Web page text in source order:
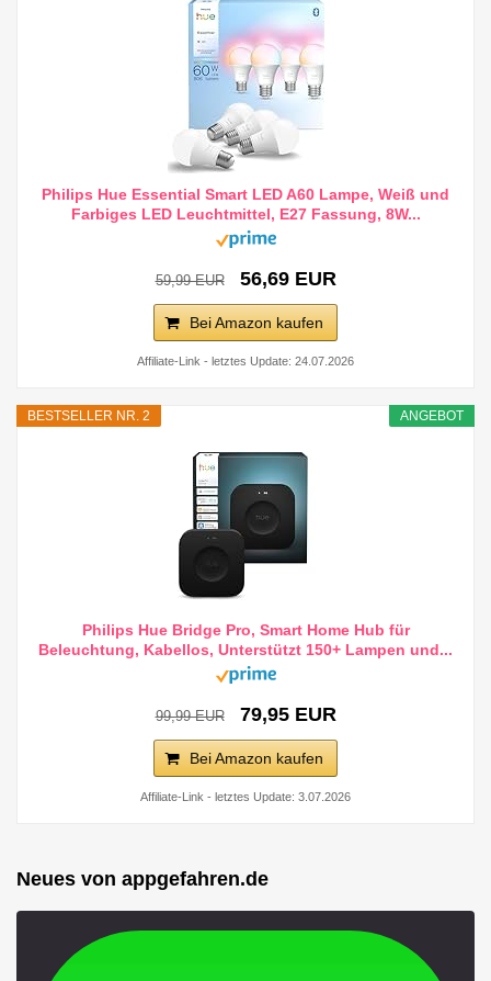
Philips Hue Essential Smart LED A60 Lampe, Weiß und
Farbiges LED Leuchtmittel, E27 Fassung, 8W...
59,99 EUR 56,69 EUR
Bei Amazon kaufen
Affiliate-Link - letztes Update: 24.07.2026
ANGEBOT
BESTSELLER NR. 2
Philips Hue Bridge Pro, Smart Home Hub für
Beleuchtung, Kabellos, Unterstützt 150+ Lampen und...
99,99 EUR 79,95 EUR
Bei Amazon kaufen
Affiliate-Link - letztes Update: 3.07.2026
Neues von appgefahren.de